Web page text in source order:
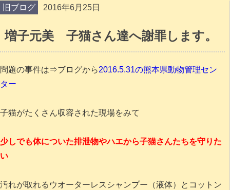
旧ブログ 2016年6月25日
増子元美 子猫さん達へ謝罪します。
問題の事件は⇒ブログから2016.5.31の熊本県動物管理セン
ター
子猫がたくさん収容された現場をみて
少しでも体についた排泄物やハエから子猫さんたちを守りた
い
汚れが取れるウオーターレスシャンプー（液体）とコットン